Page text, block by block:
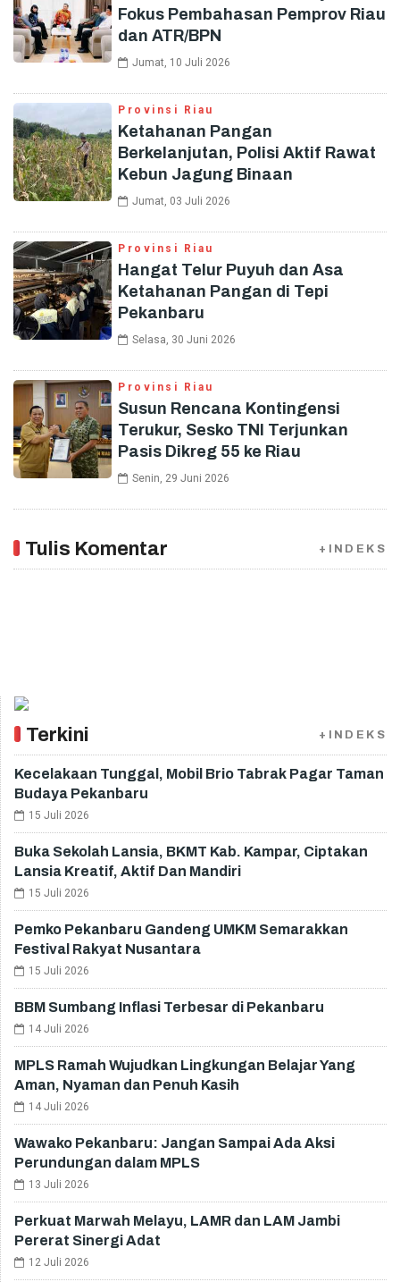
Fokus Pembahasan Pemprov Riau
dan ATR/BPN
Jumat, 10 Juli 2026
Provinsi Riau
Ketahanan Pangan
Berkelanjutan, Polisi Aktif Rawat
Kebun Jagung Binaan
Jumat, 03 Juli 2026
Provinsi Riau
Hangat Telur Puyuh dan Asa
Ketahanan Pangan di Tepi
Pekanbaru
Selasa, 30 Juni 2026
Provinsi Riau
Susun Rencana Kontingensi
Terukur, Sesko TNI Terjunkan
Pasis Dikreg 55 ke Riau
Senin, 29 Juni 2026
Tulis Komentar +INDEKS
Terkini +INDEKS
Kecelakaan Tunggal, Mobil Brio Tabrak Pagar Taman
Budaya Pekanbaru
15 Juli 2026
Buka Sekolah Lansia, BKMT Kab. Kampar, Ciptakan
Lansia Kreatif, Aktif Dan Mandiri
15 Juli 2026
Pemko Pekanbaru Gandeng UMKM Semarakkan
Festival Rakyat Nusantara
15 Juli 2026
BBM Sumbang Inflasi Terbesar di Pekanbaru
14 Juli 2026
MPLS Ramah Wujudkan Lingkungan Belajar Yang
Aman, Nyaman dan Penuh Kasih
14 Juli 2026
Wawako Pekanbaru: Jangan Sampai Ada Aksi
Perundungan dalam MPLS
13 Juli 2026
Perkuat Marwah Melayu, LAMR dan LAM Jambi
Pererat Sinergi Adat
12 Juli 2026